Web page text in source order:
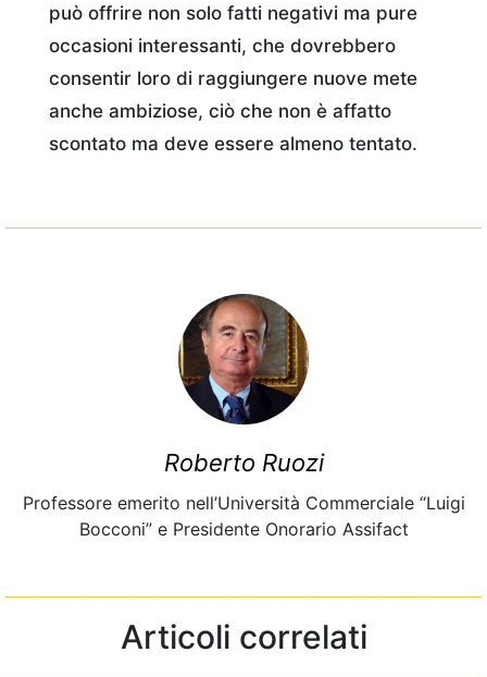
può offrire non solo fatti negativi ma pure
occasioni interessanti, che dovrebbero
consentir loro di raggiungere nuove mete
anche ambiziose, ciò che non è affatto
scontato ma deve essere almeno tentato.
Roberto Ruozi
Professore emerito nell’Università Commerciale “Luigi
Bocconi” e Presidente Onorario Assifact
Articoli correlati